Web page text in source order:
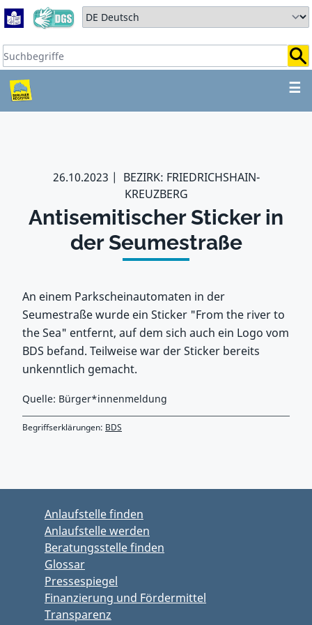
Zum Hauptbereich springen
Zum Hauptmenü springen
Sprache auswählen:
Suchbegriffe:
☰
ZUM HAUPTBEREICH
26.10.2023
BEZIRK: FRIEDRICHSHAIN-
KREUZBERG
Antisemitischer Sticker in
der Seumestraße
An einem Parkscheinautomaten in der
Seumestraße wurde ein Sticker "From the river to
the Sea" entfernt, auf dem sich auch ein Logo vom
BDS befand. Teilweise war der Sticker bereits
unkenntlich gemacht.
Quelle: Bürger*innenmeldung
Begriffserklärungen: BDS
Anlaufstelle finden
Anlaufstelle werden
Beratungsstelle finden
Glossar
Pressespiegel
Finanzierung und Fördermittel
Transparenz